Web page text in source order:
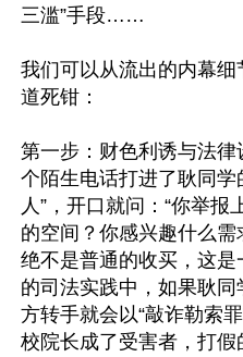
三滥”手段……
我们可以从流出的内幕
道死钳：
第一步：财色利诱与法
个陌生电话打进了耿同学
人”，开口就问：“你举
的空间？你感兴趣什么
绝不是普通的收买，这
的司法实践中，如果耿
方转手就会以“敲诈勒索
校院长成了受害者，打